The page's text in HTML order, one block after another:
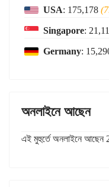
USA: 175,178
Singapore:
Germany:
অনলাইনে আছেন
এই মুহুর্তে অনলাইনে